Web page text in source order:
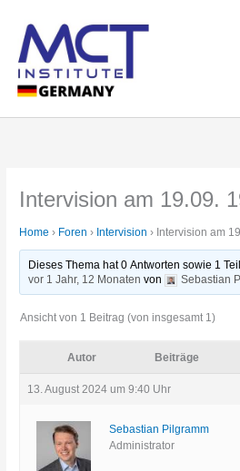
Inhalt
springen
Intervision am 19.09.
Home › Foren › Intervision › Intervision am
Dieses Thema hat 0 Antworten sowie 1
vor 1 Jahr, 12 Monaten von Sebastian
Ansicht von 1 Beitrag (von insgesamt 1)
Autor Beiträge
13. August 2024 um 9:40 Uhr
Sebastian Pilgramm
Administrator